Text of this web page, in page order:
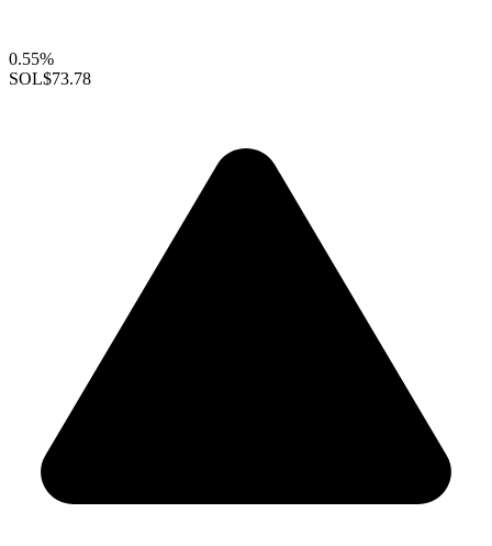
0.55%
SOL$73.78